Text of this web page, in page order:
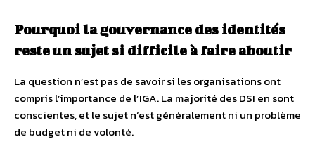
Pourquoi la gouvernance des identités
reste un sujet si difficile à faire aboutir
La question n’est pas de savoir si les organisations ont
compris l’importance de l’IGA. La majorité des DSI en sont
conscientes, et le sujet n’est généralement ni un problème
de budget ni de volonté.